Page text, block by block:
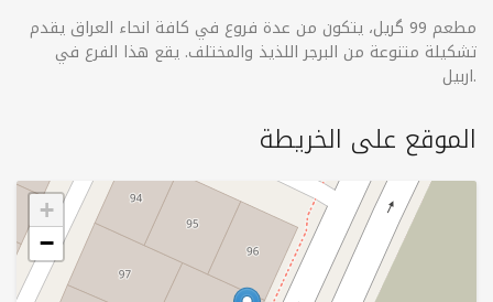
مطعم 99 گریل، يتكون من عدة فروع في كافة انحاء العراق يقدم
تشكيلة متنوعة من البرجر اللذيذ والمختلف. يقع هذا الفرع في
اربيل.
الموقع على الخريطة
+
−